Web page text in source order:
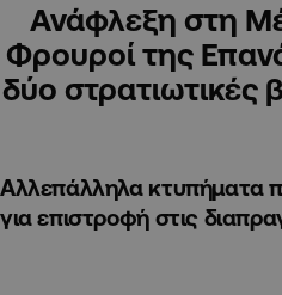
Ανάφλεξη στη
Φρουροί της
δύο στρατιωτικές
Αλλεπάλληλα κτυπήματα
για επιστροφή στις